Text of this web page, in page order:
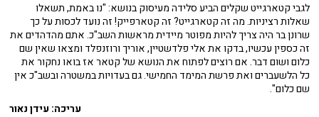
לגבי קטארגייט שקלים הביע סלידה מעיסוק בנושא: "נו באמת, תשאלו
שאלות רציניות. מה זה קטארגייט? זה קטארפייק! זה נועד לכסות על כך
שרונן בר היה צריך להיות מפוטר מיידית מראשות השב"כ. אתם מהדהדים את
זה כספין עכשיו, בדקו את אלי פלדשטיין, אוריך ורוזנפלד ומצאו שאין שם
כלום ושום דבר. אם רוצים לפתוח את הנושא של קטאר אז בואו נחקור את
כל הלשעברים ואת פרשת המימד החמישי. גם בעדויות במשטרה ובשב"כ אין
שם כלום".
עריכה: עידן נאור